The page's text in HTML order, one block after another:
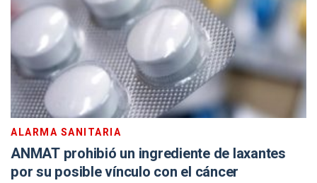
ALARMA SANITARIA
ANMAT prohibió un ingrediente de laxantes
por su posible vínculo con el cáncer